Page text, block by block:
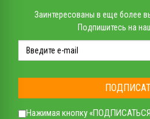
Заинтересованы в еще более
Подпишитесь на
Нажимая кнопку